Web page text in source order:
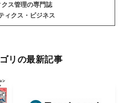
クス管理の専門誌
ィクス・ビジネス
リの最新記事